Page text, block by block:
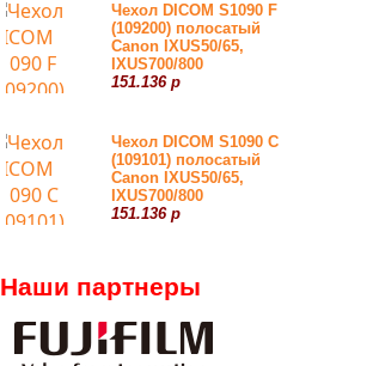
Чехол DICOM S1090 F
(109200) полосатый
Canon IXUS50/65,
IXUS700/800
151.136 р
Чехол DICOM S1090 С
(109101) полосатый
Canon IXUS50/65,
IXUS700/800
151.136 р
Наши партнеры